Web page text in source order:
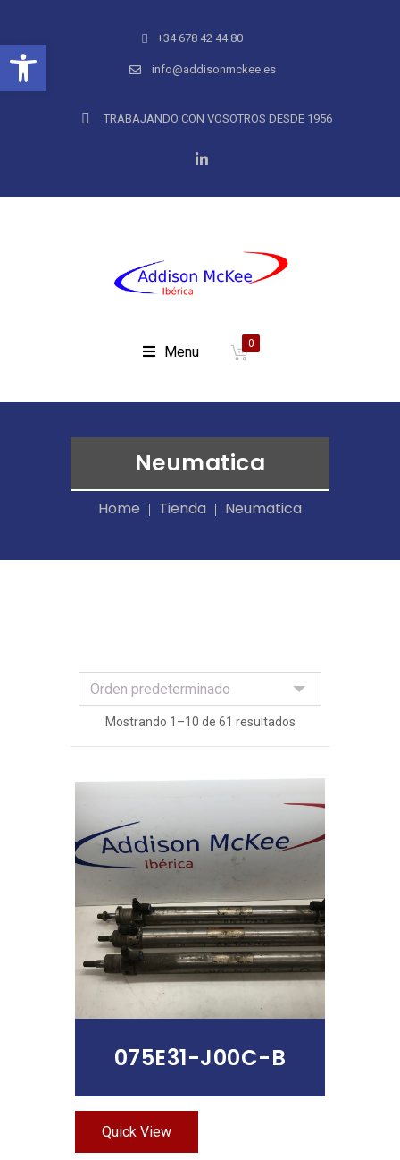
Abrir barra de herramientas+34 678 42 44 80
info@addisonmckee.es
TRABAJANDO CON VOSOTROS DESDE 1956
Menu 0
Neumatica
Home Tienda Neumatica
Mostrando 1–10 de 61 resultados
Leer Más
075E31-J00C-B
Quick View